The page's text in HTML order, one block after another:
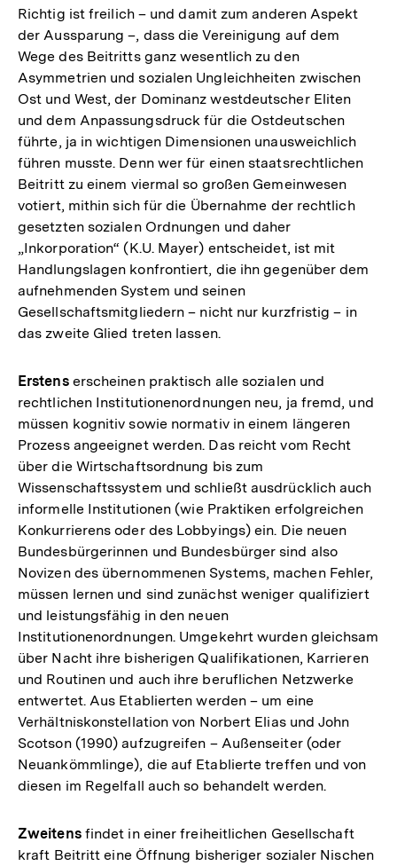
der
Fußnote
Richtig ist freilich – und damit zum anderen Aspekt
der Aussparung –, dass die Vereinigung auf dem
Wege des Beitritts ganz wesentlich zu den
Asymmetrien und sozialen Ungleichheiten zwischen
Ost und West, der Dominanz westdeutscher Eliten
und dem Anpassungsdruck für die Ostdeutschen
führte, ja in wichtigen Dimensionen unausweichlich
führen musste. Denn wer für einen staatsrechtlichen
Beitritt zu einem viermal so großen Gemeinwesen
votiert, mithin sich für die Übernahme der rechtlich
gesetzten sozialen Ordnungen und daher
„Inkorporation“ (K.U. Mayer) entscheidet, ist mit
Handlungslagen konfrontiert, die ihn gegenüber dem
aufnehmenden System und seinen
Gesellschaftsmitgliedern – nicht nur kurzfristig – in
das zweite Glied treten lassen.
Erstenserscheinen praktisch alle sozialen und
rechtlichen Institutionenordnungen neu, ja fremd, und
müssen kognitiv sowie normativ in einem längeren
Prozess angeeignet werden. Das reicht vom Recht
über die Wirtschaftsordnung bis zum
Wissenschaftssystem und schließt ausdrücklich auch
informelle Institutionen (wie Praktiken erfolgreichen
Konkurrierens oder des Lobbyings) ein. Die neuen
Bundesbürgerinnen und Bundesbürger sind also
Novizen des übernommenen Systems, machen Fehler,
müssen lernen und sind zunächst weniger qualifiziert
und leistungsfähig in den neuen
Institutionenordnungen. Umgekehrt wurden gleichsam
über Nacht ihre bisherigen Qualifikationen, Karrieren
und Routinen und auch ihre beruflichen Netzwerke
entwertet. Aus Etablierten werden – um eine
Verhältniskonstellation von Norbert Elias und John
Scotson (1990) aufzugreifen – Außenseiter (oder
Neuankömmlinge), die auf Etablierte treffen und von
diesen im Regelfall auch so behandelt werden.
Zweitensfindet in einer freiheitlichen Gesellschaft
kraft Beitritt eine Öffnung bisheriger sozialer Nischen